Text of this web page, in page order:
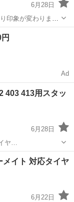
6月28日
印象が変わります
合し
Ad
403 413用スタッ
6月28日
ヤ…
イール
イト 対応タイヤ
6月22日